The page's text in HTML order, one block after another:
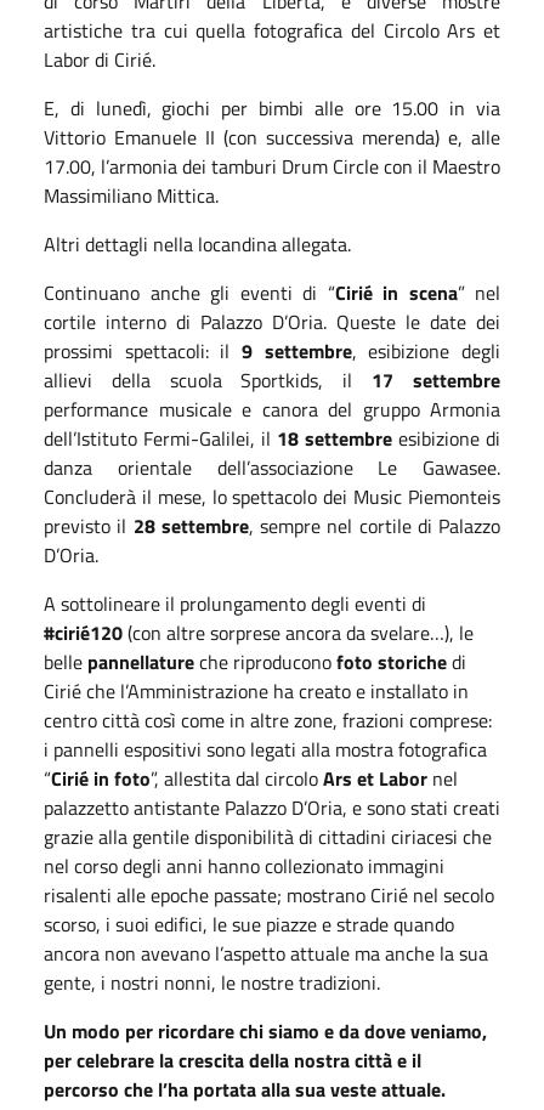
artistiche tra cui quella fotografica del Circolo Ars et
Labor di Cirié.
E, di lunedì, giochi per bimbi alle ore 15.00 in via
Vittorio Emanuele II (con successiva merenda) e, alle
17.00, l’armonia dei tamburi Drum Circle con il Maestro
Massimiliano Mittica.
Altri dettagli nella locandina allegata.
Continuano anche gli eventi di “Cirié in scena” nel
cortile interno di Palazzo D’Oria. Queste le date dei
prossimi spettacoli: il 9 settembre, esibizione degli
allievi della scuola Sportkids, il 17 settembre
performance musicale e canora del gruppo Armonia
dell’Istituto Fermi-Galilei, il 18 settembre esibizione di
danza orientale dell’associazione Le Gawasee.
Concluderà il mese, lo spettacolo dei Music Piemonteis
previsto il 28 settembre, sempre nel cortile di Palazzo
D’Oria.
A sottolineare il prolungamento degli eventi di
#cirié120(con altre sorprese ancora da svelare…), le
belle pannellatureche riproduconofoto storichedi
Cirié che l’Amministrazione ha creato e installato in
centro città così come in altre zone, frazioni comprese:
i pannelli espositivi sono legati alla mostra fotografica
“Cirié in foto”, allestita dal circoloArs et Labor nel
palazzetto antistante Palazzo D’Oria, e sono stati creati
grazie alla gentile disponibilità di cittadini ciriacesi che
nel corso degli anni hanno collezionato immagini
risalenti alle epoche passate; mostrano Cirié nel secolo
scorso, i suoi edifici, le sue piazze e strade quando
ancora non avevano l’aspetto attuale ma anche la sua
gente, i nostri nonni, le nostre tradizioni.
Un modo per ricordare chi siamo e da dove veniamo,
per celebrare la crescita della nostra città e il
percorso che l’ha portata alla sua veste attuale.